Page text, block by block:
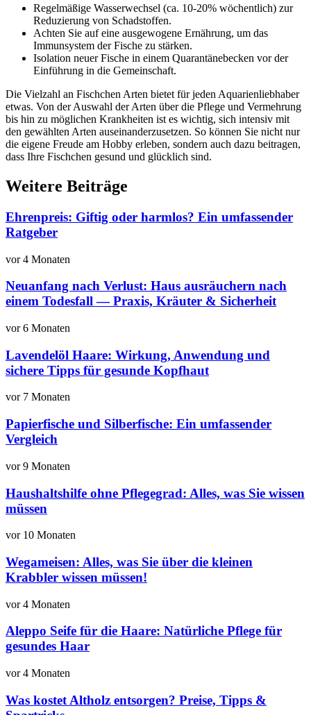
Regelmäßige Wasserwechsel (ca. 10-20% wöchentlich) zur
Reduzierung von Schadstoffen.
Achten Sie auf eine ausgewogene Ernährung, um das
Immunsystem der Fische zu stärken.
Isolation neuer Fische in einem Quarantänebecken vor der
Einführung in die Gemeinschaft.
Die Vielzahl an Fischchen Arten bietet für jeden Aquarienliebhaber
etwas. Von der Auswahl der Arten über die Pflege und Vermehrung
bis hin zu möglichen Krankheiten ist es wichtig, sich intensiv mit
den gewählten Arten auseinanderzusetzen. So können Sie nicht nur
die eigene Freude am Hobby erleben, sondern auch dazu beitragen,
dass Ihre Fischchen gesund und glücklich sind.
Weitere Beiträge
Ehrenpreis: Giftig oder harmlos? Ein umfassender
Ratgeber
vor 4 Monaten
Neuanfang nach Verlust: Haus ausräuchern nach
einem Todesfall — Praxis, Kräuter & Sicherheit
vor 6 Monaten
Lavendelöl Haare: Wirkung, Anwendung und
sichere Tipps für gesunde Kopfhaut
vor 7 Monaten
Papierfische und Silberfische: Ein umfassender
Vergleich
vor 9 Monaten
Haushaltshilfe ohne Pflegegrad: Alles, was Sie wissen
müssen
vor 10 Monaten
Wegameisen: Alles, was Sie über die kleinen
Krabbler wissen müssen!
vor 4 Monaten
Aleppo Seife für die Haare: Natürliche Pflege für
gesundes Haar
vor 4 Monaten
Was kostet Altholz entsorgen? Preise, Tipps &